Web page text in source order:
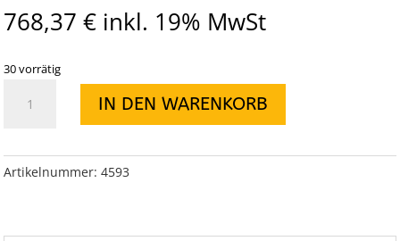
768,37 € inkl. 19% MwSt
30 vorrätig
Seilwindensotßstange
IN DEN WARENKORB
Artikelnummer: 4593